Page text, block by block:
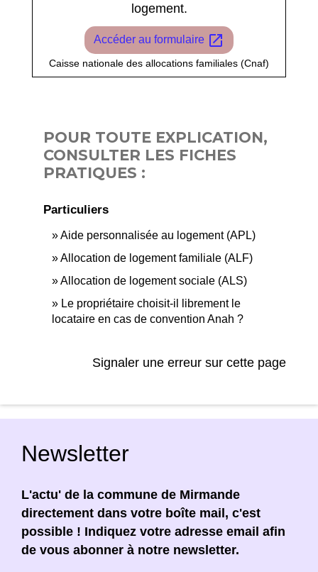
logement.
Accéder au formulaire open_in_new
Caisse nationale des allocations familiales (Cnaf)
POUR TOUTE EXPLICATION,
CONSULTER LES FICHES
PRATIQUES :
Particuliers
Aide personnalisée au logement (APL)
Allocation de logement familiale (ALF)
Allocation de logement sociale (ALS)
Le propriétaire choisit-il librement le
locataire en cas de convention Anah ?
Signaler une erreur sur cette page
Newsletter
L'actu' de la commune de Mirmande
directement dans votre boîte mail, c'est
possible ! Indiquez votre adresse email afin
de vous abonner à notre newsletter.